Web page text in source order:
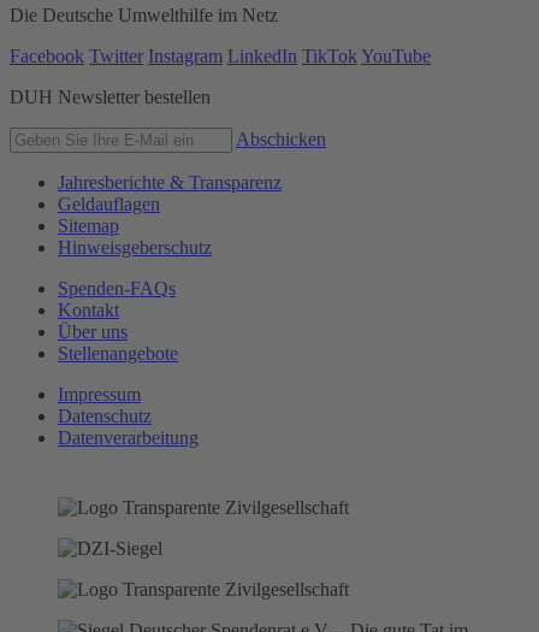
Die Deutsche Umwelthilfe im Netz
Facebook Twitter Instagram LinkedIn TikTok YouTube
DUH Newsletter bestellen
Abschicken
Jahresberichte & Transparenz
Geldauflagen
Sitemap
Hinweisgeberschutz
Spenden-FAQs
Kontakt
Über uns
Stellenangebote
Impressum
Datenschutz
Datenverarbeitung